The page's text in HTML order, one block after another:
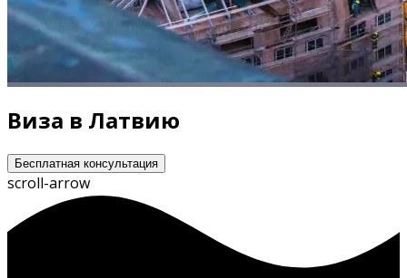
Виза в Латвию
Бесплатная консультация
scroll-arrow